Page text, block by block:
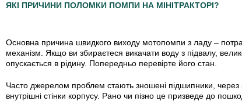
ЯКІ ПРИЧИНИ ПОЛОМКИ ПОМПИ НА МІНІТРАКТОРІ?
Основна причина швидкого виходу мотопомпи з ладу –
механізм. Якщо ви збираєтеся викачати воду з підвалу,
опускається в рідину. Попередньо перевірте його стан.
Часто джерелом проблем стають зношені підшипники, через
внутрішні стінки корпусу. Рано чи пізно це призведе до